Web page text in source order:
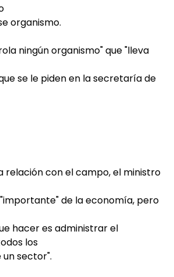
organismo.
ningún organismo" que "lleva
se le piden en la secretaría de
relación con el campo, el ministro
de la economía, pero
hacer es administrar el
los
sector".